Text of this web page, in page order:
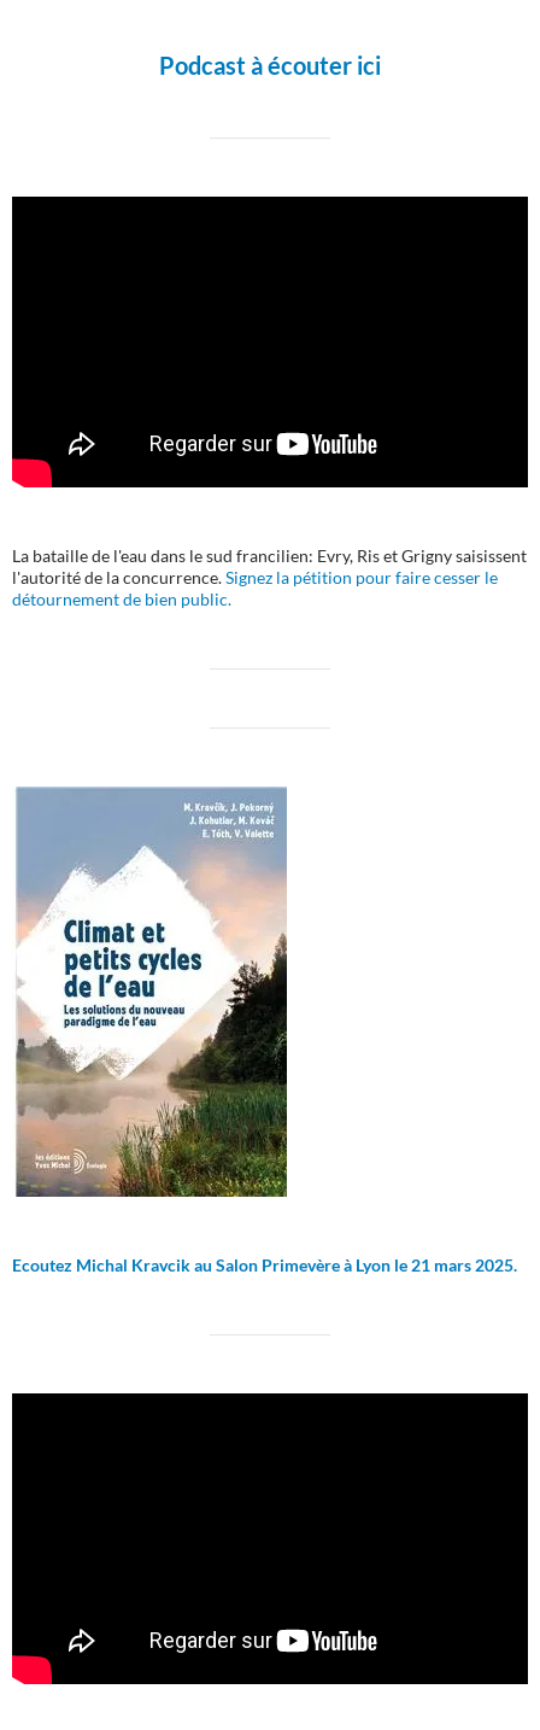
Podcast à écouter ici
La bataille de l'eau dans le sud francilien: Evry, Ris et Grigny saisissent
l'autorité de la concurrence.Signez la pétition pour faire cesser le
détournement de bien public.
Ecoutez Michal Kravcik au Salon Primevère à Lyon le 21 mars 2025.